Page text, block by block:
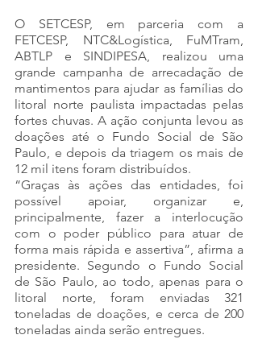
O SETCESP, em parceria com a
FETCESP, NTC&Logística, FuMTram,
ABTLP e SINDIPESA, realizou uma
grande campanha de arrecadação de
mantimentos para ajudar as famílias do
litoral norte paulista impactadas pelas
fortes chuvas. A ação conjunta levou as
doações até o Fundo Social de São
Paulo, e depois da triagem os mais de
12 mil itens foram distribuídos.
“Graças às ações das entidades, foi
possível apoiar, organizar e,
principalmente, fazer a interlocução
com o poder público para atuar de
forma mais rápida e assertiva”, afirma a
presidente. Segundo o Fundo Social
de São Paulo, ao todo, apenas para o
litoral norte, foram enviadas 321
toneladas de doações, e cerca de 200
toneladas ainda serão entregues.